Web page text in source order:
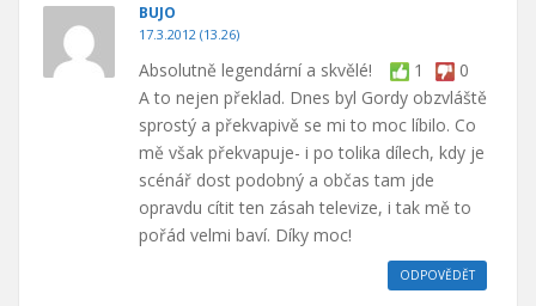
BUJO
17.3.2012 (13.26)
1 0
Absolutně legendární a skvělé!
A to nejen překlad. Dnes byl Gordy obzvláště
sprostý a překvapivě se mi to moc líbilo. Co
mě však překvapuje- i po tolika dílech, kdy je
scénář dost podobný a občas tam jde
opravdu cítit ten zásah televize, i tak mě to
pořád velmi baví. Díky moc!
ODPOVĚDĚT